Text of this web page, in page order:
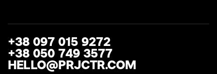
+38 097 015 9272
+38 050 749 3577
HELLO@PRJCTR.COM